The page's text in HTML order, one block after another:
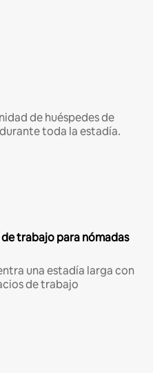
de huéspedes de
toda la estadía.
trabajo para nómadas
una estadía larga con
de trabajo